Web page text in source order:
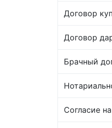
Договор
Договор
Брачный
Согласие